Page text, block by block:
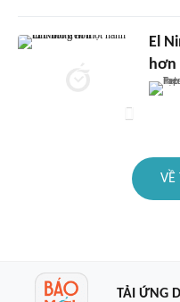
El
hơn
VỀ
TẢI ỨNG